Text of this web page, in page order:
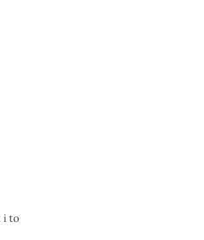
i to